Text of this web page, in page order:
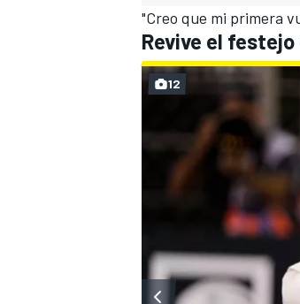
MÁS CATEGORÍAS
"Creo que mi primera
Revive el
12